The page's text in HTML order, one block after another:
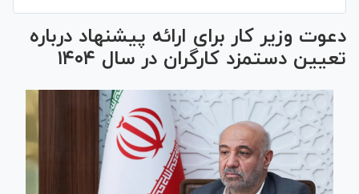
دعوت وزیر کار برای ارائه پیشنهاد درباره
تعیین دستمزد کارگران در سال ۱۴۰۴